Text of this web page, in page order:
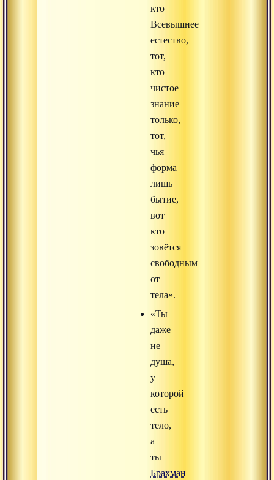
кто
Всевышнее
естество,
тот,
кто
чистое
знание
только,
тот,
чья
форма
лишь
бытие,
вот
кто
зовётся
свободным
от
тела».
«Ты
даже
не
душа,
у
которой
есть
тело,
а
ты
Брахман